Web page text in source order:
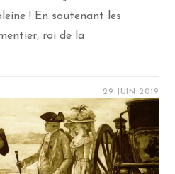
! En soutenant les
roi de la
29 JUIN 2019